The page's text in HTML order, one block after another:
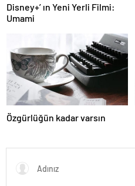
Disney+’ ın Yeni Yerli Filmi:
Umami
Özgürlüğün kadar varsın